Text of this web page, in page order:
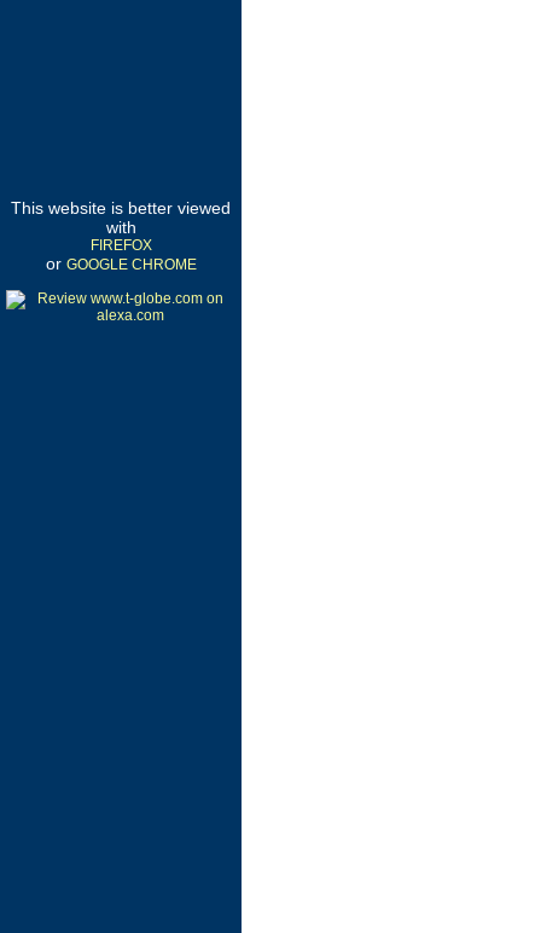
This website is better viewed
with
FIREFOX
or GOOGLE CHROME